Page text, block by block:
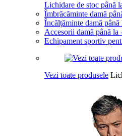
Lichidare de stoc până
Îmbrăcăminte damă
Încălțăminte damă
Accesorii damă până la
Echipament sportiv
Vezi toate produsele